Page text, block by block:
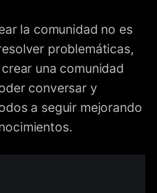
la comunidad no es
problemáticas,
una comunidad
conversar y
a seguir mejorando